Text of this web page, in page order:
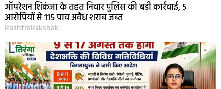
ऑपरेशन शिकंजा के तहत निवार पुलिस की बड़ी कार्रवाई, 5
आरोपियों से 115 पाव अवैध शराब जब्त
RashtraRakshak